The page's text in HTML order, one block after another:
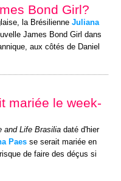
Bond Girl?
la Brésilienne Juliana
James Bond Girl dans
aux côtés de Daniel
mariée le week-
and Life Brasilia daté d'hier
Paes se serait mariée en
de faire des déçus si